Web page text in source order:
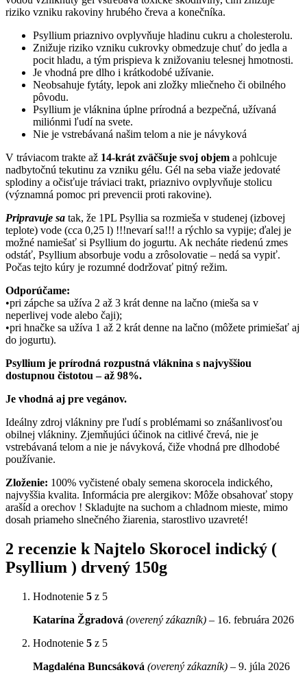
riziko vzniku rakoviny hrubého čreva a konečníka.
Psyllium priaznivo ovplyvňuje hladinu cukru a cholesterolu.
Znižuje riziko vzniku cukrovky obmedzuje chuť do jedla a
pocit hladu, a tým prispieva k znižovaniu telesnej hmotnosti.
Je vhodná pre dlho i krátkodobé užívanie.
Neobsahuje fytáty, lepok ani zložky mliečneho či obilného
pôvodu.
Psyllium je vláknina úplne prírodná a bezpečná, užívaná
miliónmi ľudí na svete.
Nie je vstrebávaná našim telom a nie je návyková
V tráviacom trakte až 14-krát zväčšuje svoj objem a pohlcuje
nadbytočnú tekutinu za vzniku gélu. Gél na seba viaže jedovaté
splodiny a očisťuje tráviaci trakt, priaznivo ovplyvňuje stolicu
(významná pomoc pri prevencii proti rakovine).
Pripravuje sa tak, že 1PL Psyllia sa rozmieša v studenej (izbovej
teplote) vode (cca 0,25 l) !!!nevarí sa!!! a rýchlo sa vypije; ďalej je
možné namiešať si Psyllium do jogurtu. Ak necháte riedenú zmes
odstáť, Psyllium absorbuje vodu a zrôsolovatie – nedá sa vypiť.
Počas tejto kúry je rozumné dodržovať pitný režim.
Odporúčame:
•pri zápche sa užíva 2 až 3 krát denne na lačno (mieša sa v
neperlivej vode alebo čaji);
•pri hnačke sa užíva 1 až 2 krát denne na lačno (môžete primiešať aj
do jogurtu).
Psyllium je prírodná rozpustná vláknina s najvyššiou
dostupnou čistotou – až 98%.
Je vhodná aj pre vegánov.
Ideálny zdroj vlákniny pre ľudí s problémami so znášanlivosťou
obilnej vlákniny. Zjemňujúci účinok na citlivé črevá, nie je
vstrebávaná telom a nie je návyková, čiže vhodná pre dlhodobé
používanie.
Zloženie: 100% vyčistené obaly semena skorocela indického,
najvyššia kvalita. Informácia pre alergikov: Môže obsahovať stopy
arašíd a orechov ! Skladujte na suchom a chladnom mieste, mimo
dosah priameho slnečného žiarenia, starostlivo uzavreté!
2 recenzie kNajtelo Skorocel indický (
Psyllium ) drvený 150g
Hodnotenie 5 z 5
Katarína Žgradová (overený zákazník) – 16. februára 2026
Hodnotenie 5 z 5
Magdaléna Buncsáková (overený zákazník) – 9. júla 2026